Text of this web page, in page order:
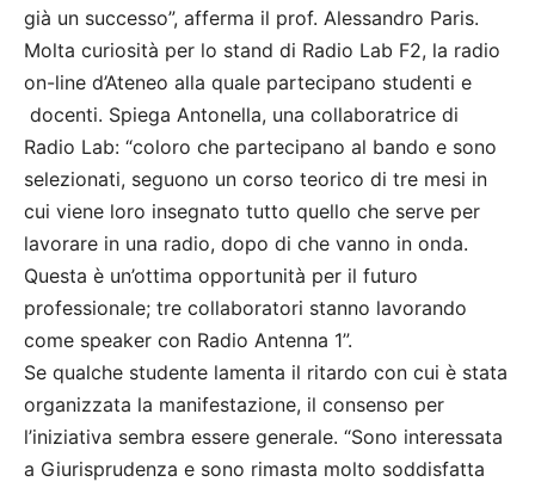
già un successo”, afferma il prof. Alessandro Paris.
Molta curiosità per lo stand di Radio Lab F2, la radio
on-line d’Ateneo alla quale partecipano studenti e
docenti. Spiega Antonella, una collaboratrice di
Radio Lab: “coloro che partecipano al bando e sono
selezionati, seguono un corso teorico di tre mesi in
cui viene loro insegnato tutto quello che serve per
lavorare in una radio, dopo di che vanno in onda.
Questa è un’ottima opportunità per il futuro
professionale; tre collaboratori stanno lavorando
come speaker con Radio Antenna 1”.
Se qualche studente lamenta il ritardo con cui è stata
organizzata la manifestazione, il consenso per
l’iniziativa sembra essere generale. “Sono interessata
a Giurisprudenza e sono rimasta molto soddisfatta